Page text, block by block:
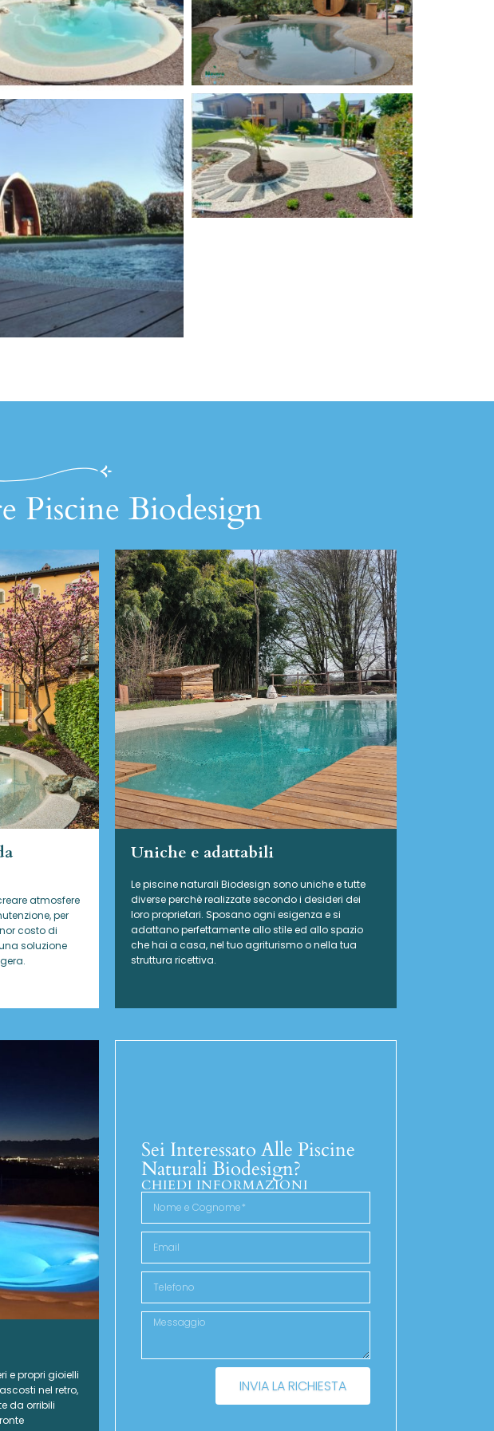
Piscine Biodesign
atmosfere
per
costo di
soluzione
Uniche e adattabili
Le piscine naturali Biodesign sono uniche e tutte
diverse perchè realizzate secondo i desideri dei
loro proprietari. Sposano ogni esigenza e si
adattano perfettamente allo stile ed allo spazio
che hai a casa, nel tuo agriturismo o nella tua
struttura ricettiva.
e propri gioielli
nel retro,
da orribili
Sei Interessato Alle Piscine
Naturali Biodesign?
CHIEDI INFORMAZIONI
INVIA LA RICHIESTA